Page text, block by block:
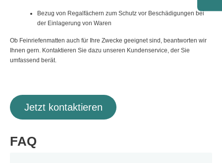
Bezug von Regalfächern zum Schutz vor Beschädigungen bei
der Einlagerung von Waren
Ob Feinriefenmatten auch für Ihre Zwecke geeignet sind, beantworten wir
Ihnen gern. Kontaktieren Sie dazu unseren Kundenservice, der Sie
umfassend berät.
Jetzt kontaktieren
FAQ